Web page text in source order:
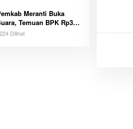
Meranti Buka
Temuan BPK Rp3,1
Sudah Dicicil
Dilihat